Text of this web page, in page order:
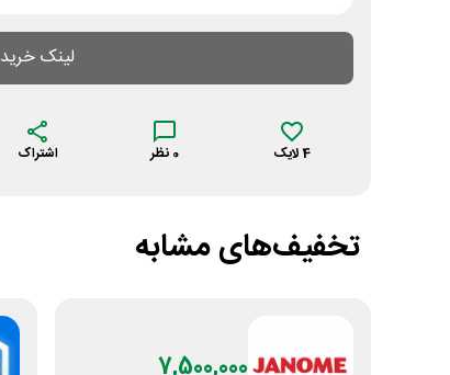
لینک خرید
4 لایک 0 نظر اشتراک
تخفیف‌های مشابه